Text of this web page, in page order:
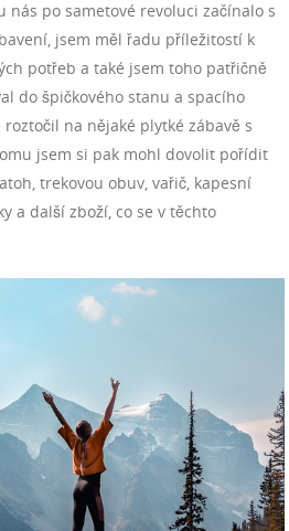
nás po sametové revoluci začínalo s
jsem měl řadu příležitostí k
potřeb a také jsem toho patřičně
do špičkového stanu a spacího
na nějaké plytké zábavě s
jsem si pak mohl dovolit pořídit
trekovou obuv, vařič, kapesní
a další zboží, co se v těchto